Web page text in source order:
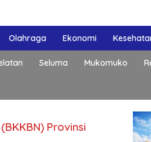
Olahraga Ekonomi
Seluma Mukomuko
Provinsi